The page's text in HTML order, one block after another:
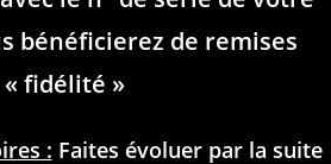
bénéficierez de remises
« fidélité »
: Faites évoluer par la suite